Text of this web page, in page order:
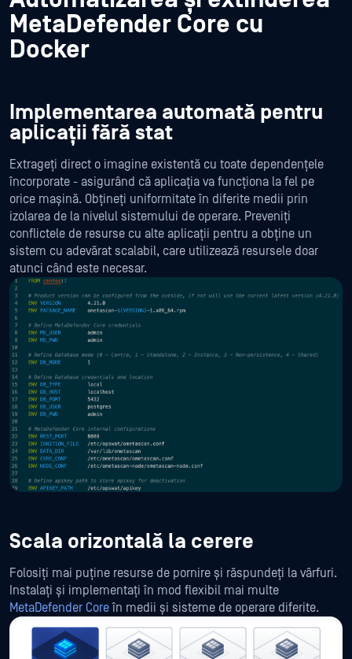
MetaDefender Core cu
Docker
Implementarea automată pentru
aplicații fără stat
Extrageți direct o imagine existentă cu toate dependențele
încorporate - asigurând că aplicația va funcționa la fel pe
orice mașină. Obțineți uniformitate în diferite medii prin
izolarea de la nivelul sistemului de operare. Preveniți
conflictele de resurse cu alte aplicații pentru a obține un
sistem cu adevărat scalabil, care utilizează resursele doar
atunci când este necesar.
Scala orizontală la cerere
Folosiți mai puține resurse de pornire și răspundeți la vârfuri.
Instalați și implementați în mod flexibil mai multe
MetaDefender Coreîn medii și sisteme de operare diferite.